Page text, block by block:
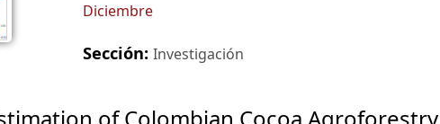
Diciembre
Sección: Investigación
of Colombian Cocoa Agroforestry